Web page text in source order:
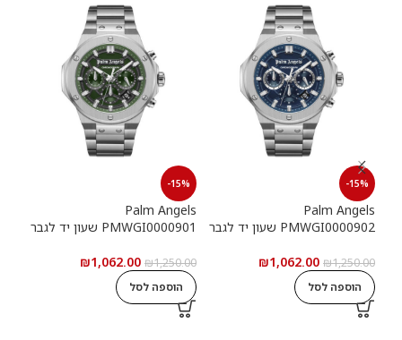
-15%
Palm Angels
PMWGI0000902 שעון יד לגבר
₪1,250.00
₪1,062.00
הוספה לסל
-15%
Palm Angels
PMWGI0000901 שעון יד לגבר
₪1,250.00
₪1,062.00
הוספה לסל